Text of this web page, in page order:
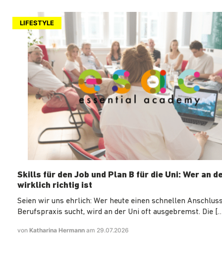
LIFESTYLE
Skills für den Job und Plan B für die Uni: Wer an
wirklich richtig ist
Seien wir uns ehrlich: Wer heute einen schnellen
Berufspraxis sucht, wird an der Uni oft ausgebremst. Die
von Katharina Hermann am 29.07.2026